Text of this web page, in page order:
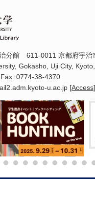
分館 611-0011 京都府宇治
Gokasho, Uji City,
0774-38-4370
u.ac.jp [Access